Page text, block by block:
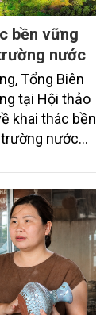
bền vững
nước
Tổng Biên
tại Hội thảo
khai thác bền
nước
Môi trường
Hội thảo thu
là lãnh đạo
trường,
và Môi
quan đơn vị
Bắc.